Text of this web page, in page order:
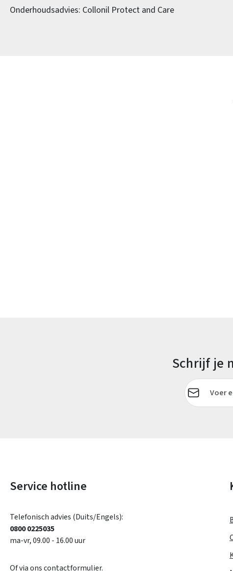
Onderhoudsadvies: Collonil Protect and Care
Schrijf je
E-mailadres*
Service hotline
Telefonisch advies (Duits/Engels):
0800 0225035
ma-vr, 09.00 - 16.00 uur
Of via onscontactformulier.